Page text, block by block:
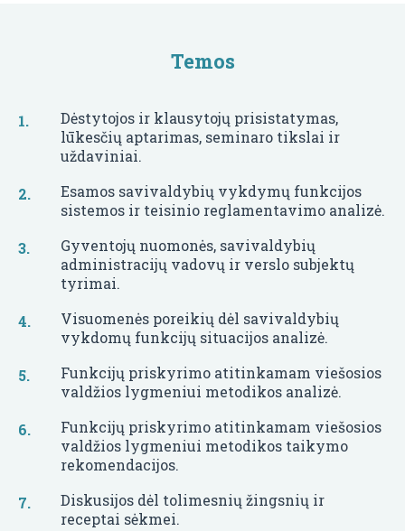
Temos
Dėstytojos ir klausytojų prisistatymas,
lūkesčių aptarimas, seminaro tikslai ir
uždaviniai.
Esamos savivaldybių vykdymų funkcijos
sistemos ir teisinio reglamentavimo analizė.
Gyventojų nuomonės, savivaldybių
administracijų vadovų ir verslo subjektų
tyrimai.
Visuomenės poreikių dėl savivaldybių
vykdomų funkcijų situacijos analizė.
Funkcijų priskyrimo atitinkamam viešosios
valdžios lygmeniui metodikos analizė.
Funkcijų priskyrimo atitinkamam viešosios
valdžios lygmeniui metodikos taikymo
rekomendacijos.
Diskusijos dėl tolimesnių žingsnių ir
receptai sėkmei.